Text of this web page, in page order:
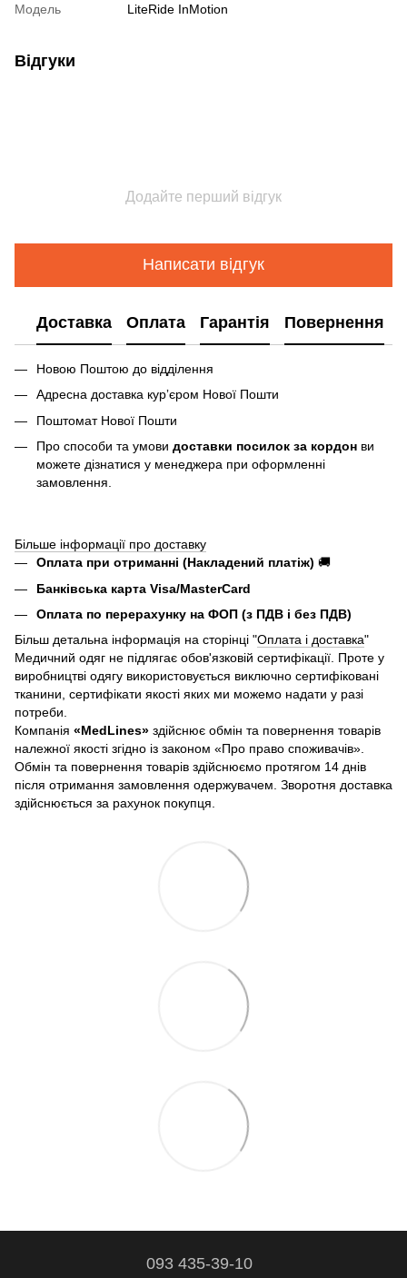
Модель LiteRide InMotion
Відгуки
Додайте перший відгук
Написати відгук
Доставка Оплата Гарантія Повернення
Новою Поштою до відділення
Адресна доставка курʼєром Нової Пошти
Поштомат Нової Пошти
Про способи та умови доставки посилок за кордон ви
можете дізнатися у менеджера при оформленні
замовлення.
Більше інформації про доставку
Оплата при отриманні (Накладений платіж) 🚚
Банківська карта Visa/MasterCard
Оплата по перерахунку на ФОП (з ПДВ і без ПДВ)
Більш детальна інформація на сторінці "Оплата і доставка"
Медичний одяг не підлягає обов'язковій сертифікації. Проте у
виробництві одягу використовується виключно сертифіковані
тканини, сертифікати якості яких ми можемо надати у разі
потреби.
Компанія «MedLines» здійснює обмін та повернення товарів
належної якості згідно із законом «Про право споживачів».
Обмін та повернення товарів здійснюємо протягом 14 днів
після отримання замовлення одержувачем. Зворотня доставка
здійснюється за рахунок покупця.
093 435-39-10